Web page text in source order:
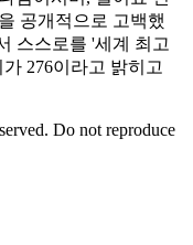
공개적으로 고백했
스스로를 '세계 최고
276이라고 밝히고
Do not reproduce